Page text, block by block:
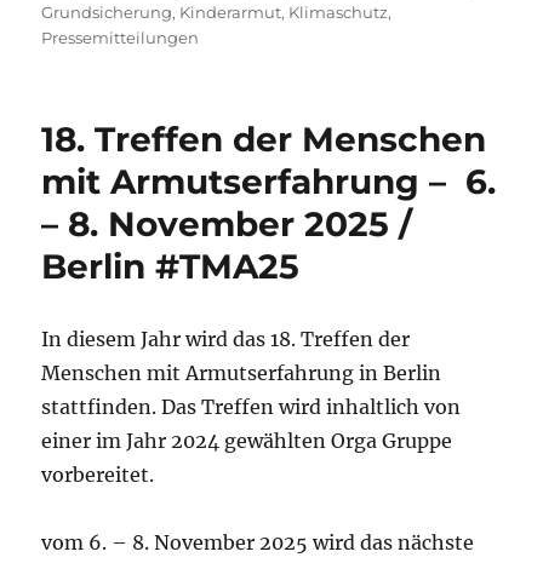
am
Grundsicherung, Kinderarmut, Klimaschutz,
Pressemitteilungen
18. Treffen der Menschen
mit Armutserfahrung – 6.
– 8. November 2025 /
Berlin #TMA25
In diesem Jahr wird das 18. Treffen der
Menschen mit Armutserfahrung in Berlin
stattfinden. Das Treffen wird inhaltlich von
einer im Jahr 2024 gewählten Orga Gruppe
vorbereitet.
vom 6. – 8. November 2025 wird das nächste